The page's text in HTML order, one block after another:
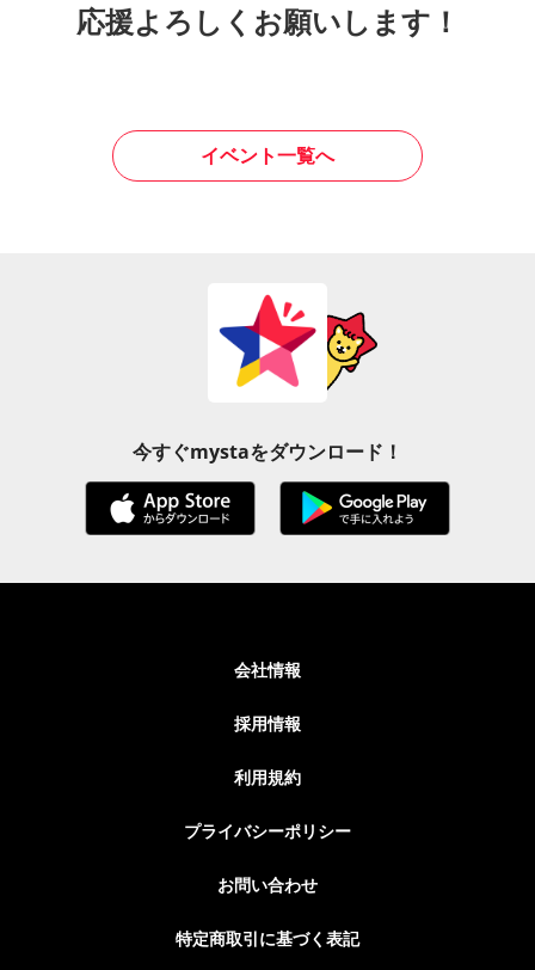
応援よろしくお願いします！
イベント一覧へ
今すぐmystaをダウンロード！
会社情報
採用情報
利用規約
プライバシーポリシー
お問い合わせ
特定商取引に基づく表記